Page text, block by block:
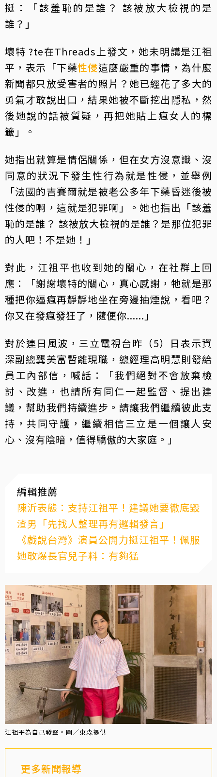
挺：「該羞恥的是誰？ 該被放大檢視的是
誰？」
壞特 ?te在Threads上發文，她未明講是江祖
平，表示「下藥性侵這麼嚴重的事情，為什麼
新聞都只放受害者的照片？她已經花了多大的
勇氣才敢說出口，結果她被不斷挖出隱私，然
後她說的話被質疑，再把她貼上瘋女人的標
籤」。
她指出就算是情侶關係，但在女方沒意識、沒
同意的狀況下發生性行為就是性侵，並舉例
「法國的吉賽爾就是被老公多年下藥昏迷後被
性侵的啊，這就是犯罪啊」。她也指出「該羞
恥的是誰？ 該被放大檢視的是誰？是那位犯罪
的人吧！不是她！」
對此，江祖平也收到她的關心，在社群上回
應：「謝謝壞特的關心，真心感謝，牠就是那
種把你逼瘋再靜靜地坐在旁邊抽煙說，看吧？
你又在發瘋發狂了，隨便你......」
對於連日風波，三立電視台昨（5）日表示資
深副總龔美富暫離現職，總經理高明慧則發給
員工內部信，喊話：「我們絕對不會放棄檢
討、改進，也請所有同仁一起監督、提出建
議，幫助我們持續進步。請讓我們繼續彼此支
持，共同守護，繼續相信三立是一個讓人安
心、沒有陰暗，值得驕傲的大家庭。」
編輯推薦
陳沂表態：支持江祖平！建議她要徹底毀
渣男「先找人整理再有邏輯發言」
《戲說台灣》演員公開力挺江祖平！佩服
她敢爆長官兒子料：有夠猛
江祖平為自己發聲。圖／東森提供
更多新聞報導